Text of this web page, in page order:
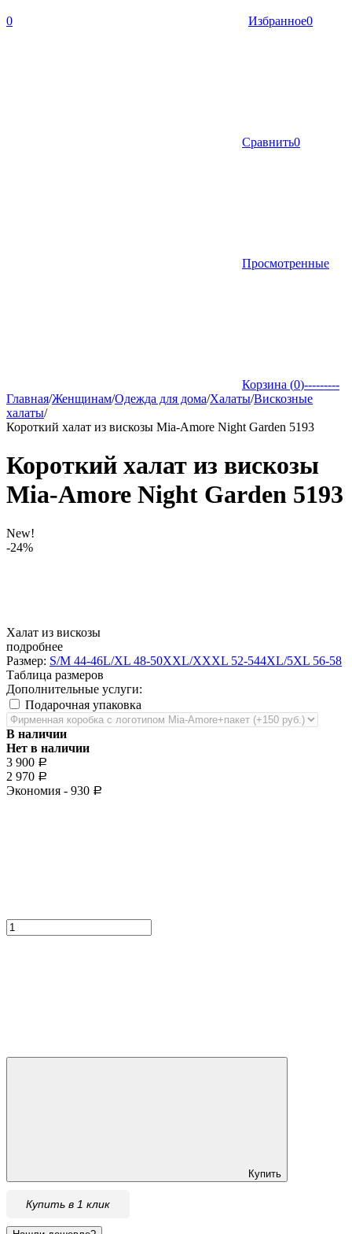
0 Избранное0
Сравнить0
Просмотренные
Корзина (0)---------
Главная/Женщинам/Одежда для дома/Халаты/Вискозные
халаты/
Короткий халат из вискозы Mia-Amore Night Garden 5193
Короткий халат из вискозы
Mia-Amore Night Garden 5193
New!
-24%
Халат из вискозы
подробнее
Размер: S/M 44-46L/XL 48-50XXL/XXXL 52-544XL/5XL 56-58
Таблица размеров
Дополнительные услуги:
Подарочная упаковка
В наличии
Нет в наличии
3 900 Р
2 970 Р
Экономия - 930 Р
Купить
Купить в 1 клик